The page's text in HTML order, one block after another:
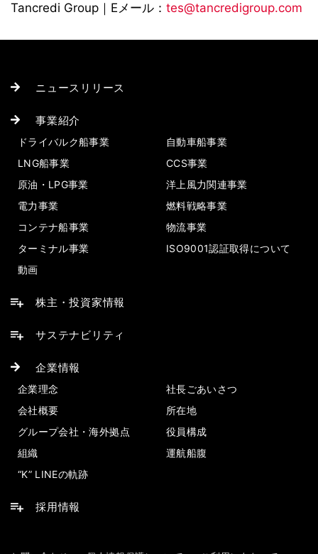
Tancredi Group｜Eメール： tes@tancredigroup.com
ニュースリリース
事業紹介
ドライバルク船事業
自動車船事業
LNG船事業
CCS事業
原油・LPG事業
洋上風力関連事業
電力事業
燃料戦略事業
コンテナ船事業
物流事業
ターミナル事業
ISO9001認証取得について
動画
株主・投資家情報
サステナビリティ
企業情報
企業理念
社長ごあいさつ
会社概要
所在地
グループ会社・海外拠点
役員構成
組織
運航船腹
“K” LINEの軌跡
採用情報